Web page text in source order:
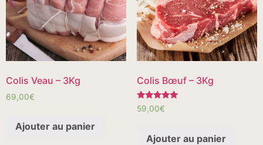
Colis Veau – 3Kg
69,00€
Ajouter au panier
Colis Bœuf – 3Kg
Note
5.00
59,00€
Ajouter au panier